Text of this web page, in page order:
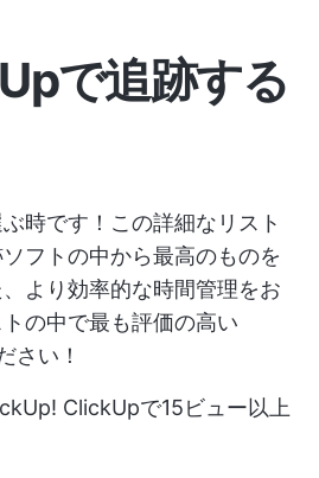
で追跡する
時です！この詳細なリスト
フトの中から最高のものを
より効率的な時間管理をお
の中で最も評価の高い
さい！
ClickUpで15ビュー以上